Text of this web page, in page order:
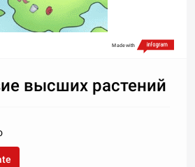
Made with
высших растений